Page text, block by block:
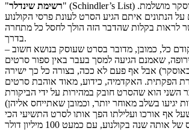
"רשימת שינדלר" (Schindler’s List) היה למעשה סופת אוסקר מושלמת.
הנתונים איתם הגיע הסרט לעונת פרסי הקולנוע
אפשר לראות בקלות שהדבר הזה הולך לחסל כל מתחרה
בדרך.
כל, כמובן, מדובר בסרט שעוסק בנושא חשוב –
שאמנם הגיעה למסך בעבר באין ספור סרטים
אבל אף פעם לא ככה, בצורה כל כך ישירה
הפקתית. האקדמיה, כידוע, מאוד אוהבת סרטים
השני הוא שהסרט חובק במהירות על ידי הביקורת
יגיעו בשלב מאוחר יותר, וכמובן שאתייחס אליהן)
אף אורכו ועלילתו הפך אותו לסרט התשיעי הכי